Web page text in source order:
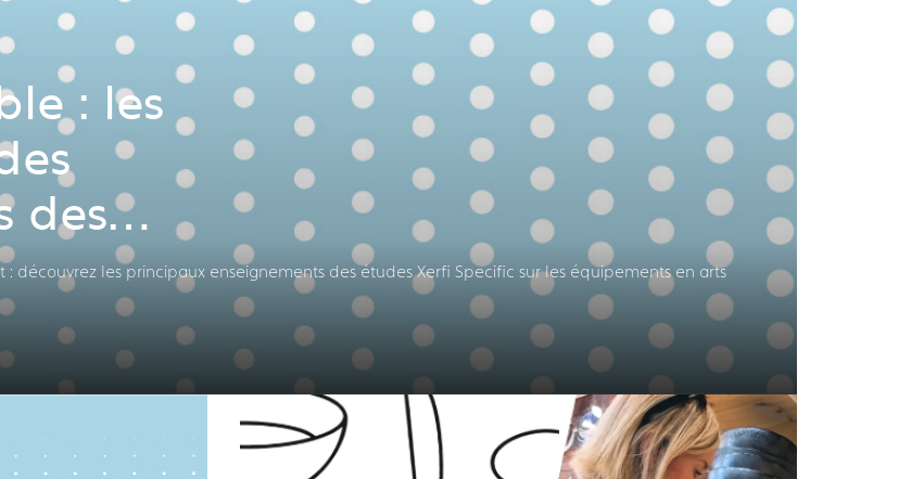
: les
des
CHR
découvrez les principaux enseignements des études Xerfi Specific sur les équipements en arts